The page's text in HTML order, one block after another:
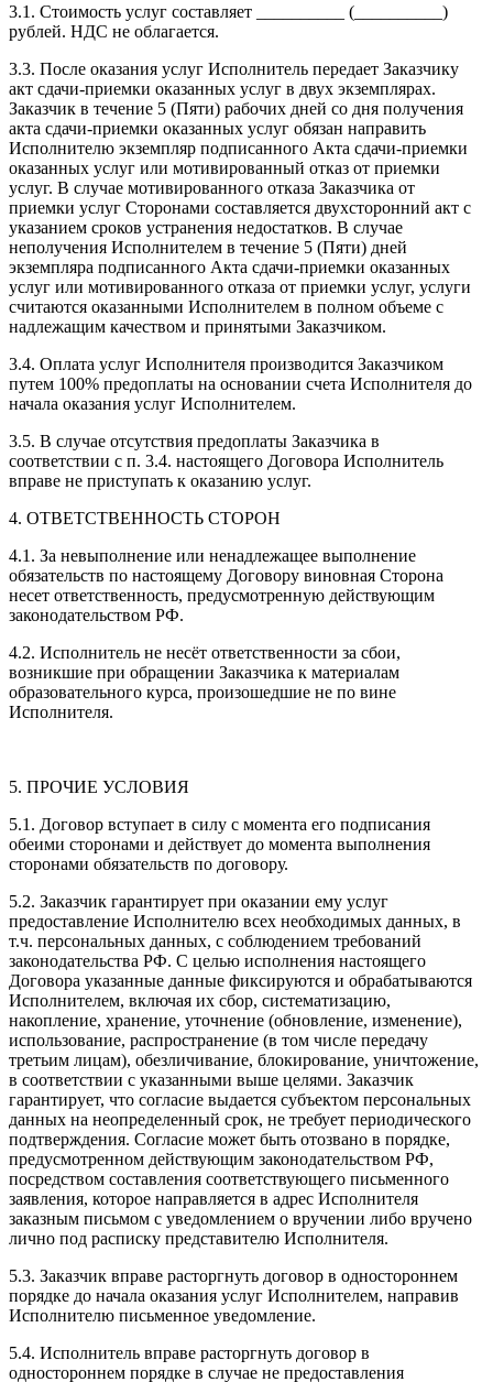
3.1. Стоимость услуг составляет __________ (__________)
рублей. НДС не облагается.
3.3. После оказания услуг Исполнитель передает Заказчику
акт сдачи-приемки оказанных услуг в двух экземплярах.
Заказчик в течение 5 (Пяти) рабочих дней со дня получения
акта сдачи-приемки оказанных услуг обязан направить
Исполнителю экземпляр подписанного Акта сдачи-приемки
оказанных услуг или мотивированный отказ от приемки
услуг. В случае мотивированного отказа Заказчика от
приемки услуг Сторонами составляется двухсторонний акт с
указанием сроков устранения недостатков. В случае
неполучения Исполнителем в течение 5 (Пяти) дней
экземпляра подписанного Акта сдачи-приемки оказанных
услуг или мотивированного отказа от приемки услуг, услуги
считаются оказанными Исполнителем в полном объеме с
надлежащим качеством и принятыми Заказчиком.
3.4. Оплата услуг Исполнителя производится Заказчиком
путем 100% предоплаты на основании счета Исполнителя до
начала оказания услуг Исполнителем.
3.5. В случае отсутствия предоплаты Заказчика в
соответствии с п. 3.4. настоящего Договора Исполнитель
вправе не приступать к оказанию услуг.
4. ОТВЕТСТВЕННОСТЬ СТОРОН
4.1. За невыполнение или ненадлежащее выполнение
обязательств по настоящему Договору виновная Сторона
несет ответственность, предусмотренную действующим
законодательством РФ.
4.2. Исполнитель не несёт ответственности за сбои,
возникшие при обращении Заказчика к материалам
образовательного курса, произошедшие не по вине
Исполнителя.
5. ПРОЧИЕ УСЛОВИЯ
5.1. Договор вступает в силу с момента его подписания
обеими сторонами и действует до момента выполнения
сторонами обязательств по договору.
5.2. Заказчик гарантирует при оказании ему услуг
предоставление Исполнителю всех необходимых данных, в
т.ч. персональных данных, с соблюдением требований
законодательства РФ. С целью исполнения настоящего
Договора указанные данные фиксируются и обрабатываются
Исполнителем, включая их сбор, систематизацию,
накопление, хранение, уточнение (обновление, изменение),
использование, распространение (в том числе передачу
третьим лицам), обезличивание, блокирование, уничтожение,
в соответствии с указанными выше целями. Заказчик
гарантирует, что согласие выдается субъектом персональных
данных на неопределенный срок, не требует периодического
подтверждения. Согласие может быть отозвано в порядке,
предусмотренном действующим законодательством РФ,
посредством составления соответствующего письменного
заявления, которое направляется в адрес Исполнителя
заказным письмом с уведомлением о вручении либо вручено
лично под расписку представителю Исполнителя.
5.3. Заказчик вправе расторгнуть договор в одностороннем
порядке до начала оказания услуг Исполнителем, направив
Исполнителю письменное уведомление.
5.4. Исполнитель вправе расторгнуть договор в
одностороннем порядке в случае не предоставления